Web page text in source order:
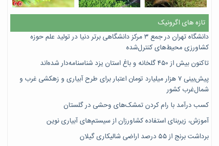
تازه های اگرونیک
دانشگاه تهران در جمع ۳ مرکز دانشگاهی برتر دنیا در تولید علم حوزه
کشاورزی محیط‌های کنترل‌شده
تاکنون بیش از ۴۵۰ گلخانه و باغ استان یزد شناسنامه‌دار شده‌اند
پیش‌بینی ۷‌ هزار میلیارد تومان اعتبار برای طرح آبیاری و زهکشی غرب و
شمال‌غرب کشور
کسب درآمد با رام کردن تمشک‌های وحشی در گلستان
آموزش، زیربنای استفاده کشاورزان از سیستم‌های آبیاری نوین
برداشت برنج از ۵۵ درصد اراضی شالیکاری گیلان